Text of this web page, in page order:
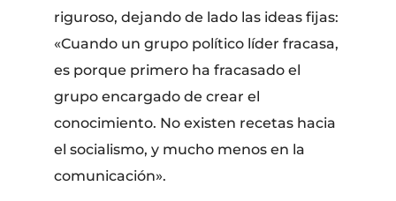
riguroso, dejando de lado las ideas fijas:
«Cuando un grupo político líder fracasa,
es porque primero ha fracasado el
grupo encargado de crear el
conocimiento. No existen recetas hacia
el socialismo, y mucho menos en la
comunicación».